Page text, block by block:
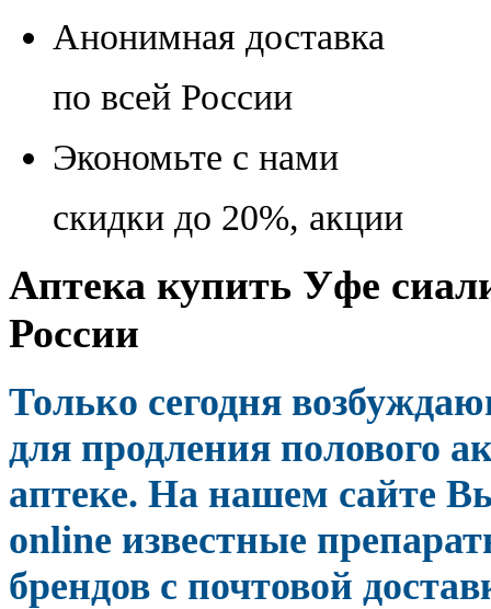
Анонимная доставка
по всей России
Экономьте с нами
скидки до 20%, акции
Аптека купить Уфе
России
Только сегодня
для продления полового
аптеке. На нашем сайте
online известные
брендов с почтовой